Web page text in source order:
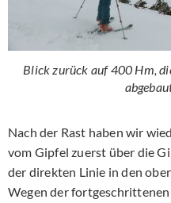
Blick zurück auf 400 Hm,
Nach der Rast haben wir
vom Gipfel zuerst über die
der direkten Linie in den
Wegen der